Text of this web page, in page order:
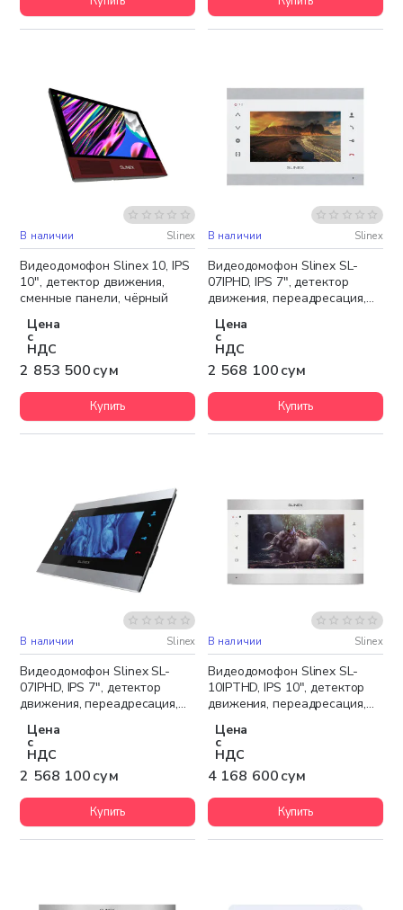
Бесплатная доставка
В наличии Slinex
Видеодомофон Slinex 10, IPS
10", детектор движения,
сменные панели, чёрный
Цена
с
НДС
2 853 500 сум
Купить
Бесплатная доставка
В наличии Slinex
Видеодомофон Slinex SL-
07IPHD, IPS 7", детектор
движения, переадресация,
Цена
с
НДС
2 568 100 сум
Купить
Бесплатная доставка
В наличии Slinex
Видеодомофон Slinex SL-
07IPHD, IPS 7", детектор
движения, переадресация,
Цена
с
НДС
2 568 100 сум
Купить
Бесплатная доставка
В наличии Slinex
Видеодомофон Slinex SL-
10IPTHD, IPS 10", детектор
движения, переадресация,
Цена
с
НДС
4 168 600 сум
Купить